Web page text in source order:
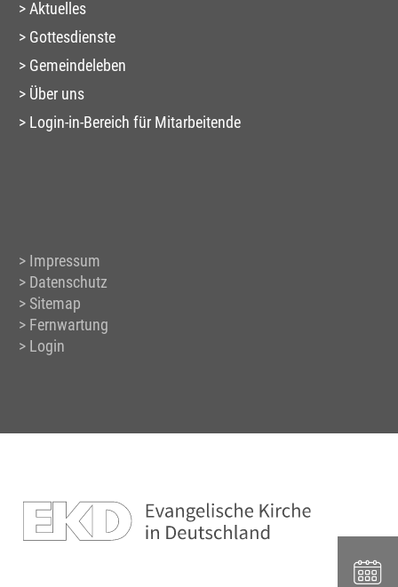
Aktuelles
Gottesdienste
Gemeindeleben
Über uns
Login-in-Bereich für Mitarbeitende
Impressum
Datenschutz
Sitemap
Fernwartung
Login